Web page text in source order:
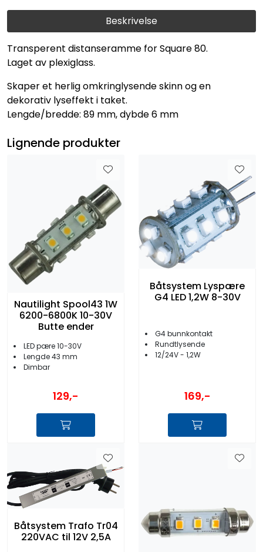
Beskrivelse
Transperent distanseramme for Square 80.
Laget av plexiglass.
Skaper et herlig omkringlysende skinn og en
dekorativ lyseffekt i taket.
Lengde/bredde: 89 mm, dybde 6 mm
Lignende produkter
Nautilight Spool43 1W
6200-6800K 10-30V
Butte ender
LED pære 10-30V
Lengde 43 mm
Dimbar
129,-
Båtsystem Lyspære
G4 LED 1,2W 8-30V
G4 bunnkontakt
Rundtlysende
12/24V - 1,2W
169,-
Båtsystem Trafo Tr04
220VAC til 12V 2,5A